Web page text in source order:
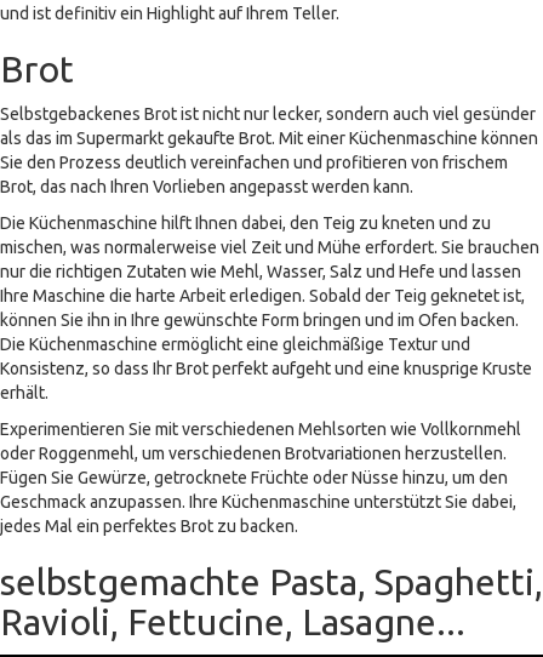
und ist definitiv ein Highlight auf Ihrem Teller.
Brot
Selbstgebackenes Brot ist nicht nur lecker, sondern auch viel gesünder
als das im Supermarkt gekaufte Brot. Mit einer Küchenmaschine können
Sie den Prozess deutlich vereinfachen und profitieren von frischem
Brot, das nach Ihren Vorlieben angepasst werden kann.
Die Küchenmaschine hilft Ihnen dabei, den Teig zu kneten und zu
mischen, was normalerweise viel Zeit und Mühe erfordert. Sie brauchen
nur die richtigen Zutaten wie Mehl, Wasser, Salz und Hefe und lassen
Ihre Maschine die harte Arbeit erledigen. Sobald der Teig geknetet ist,
können Sie ihn in Ihre gewünschte Form bringen und im Ofen backen.
Die Küchenmaschine ermöglicht eine gleichmäßige Textur und
Konsistenz, so dass Ihr Brot perfekt aufgeht und eine knusprige Kruste
erhält.
Experimentieren Sie mit verschiedenen Mehlsorten wie Vollkornmehl
oder Roggenmehl, um verschiedenen Brotvariationen herzustellen.
Fügen Sie Gewürze, getrocknete Früchte oder Nüsse hinzu, um den
Geschmack anzupassen. Ihre Küchenmaschine unterstützt Sie dabei,
jedes Mal ein perfektes Brot zu backen.
selbstgemachte Pasta, Spaghetti,
Ravioli, Fettucine, Lasagne...